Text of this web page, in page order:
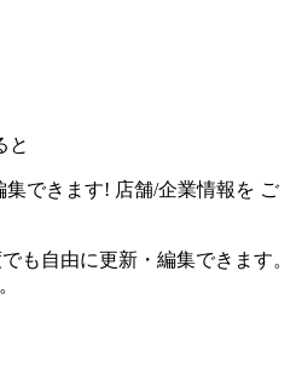
と
集できます! 店舗/企業情報を ご
も自由に更新・編集できます。